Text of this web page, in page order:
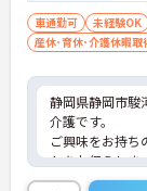
車通勤可 未経験OK
産休･育休･介護休暇取
静岡県静岡市駿
介護です。
ご興味をお持ち
トをお伝えしま
いませ。